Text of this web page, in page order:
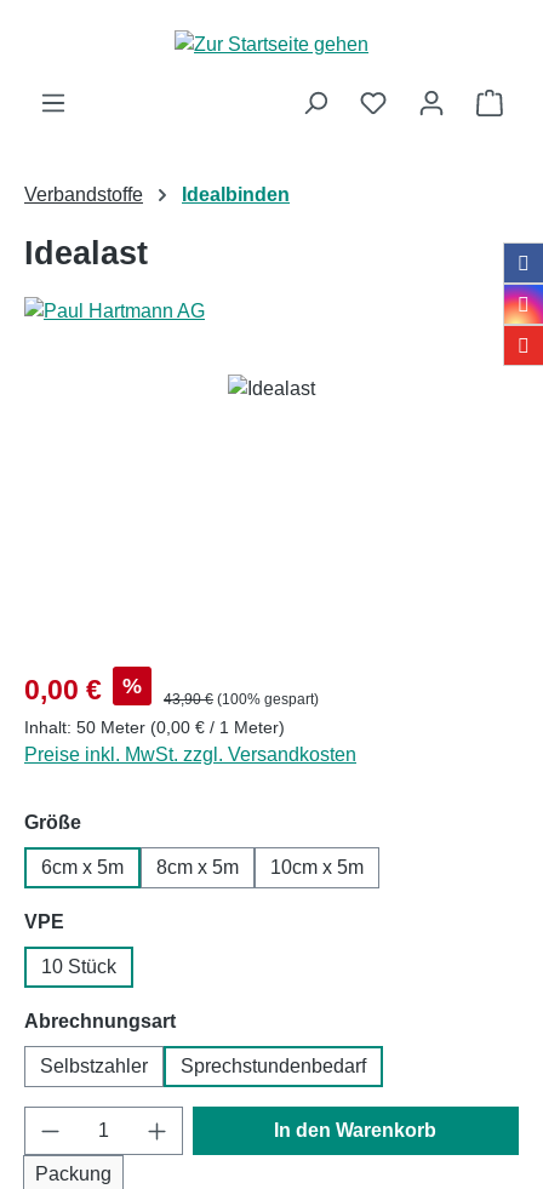
Zum Hauptinhalt springen
Verbandstoffe Idealbinden
Idealast
Bildergalerie überspringen
Verkaufspreis:
0,00 € % Regulärer Preis:
43,90 € (100% gespart)
Inhalt: 50 Meter (0,00 € / 1 Meter)
Preise inkl. MwSt. zzgl. Versandkosten
Größeauswählen
6cm x 5m 8cm x 5m 10cm x 5m
VPE
10 Stück
Abrechnungsartauswählen
Selbstzahler Sprechstundenbedarf
Produkt Anzahl: Gib den gewünschten
Packung
In den Warenkorb